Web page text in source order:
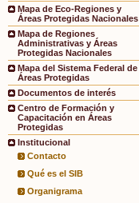
Mapa de Eco-Regiones y
Áreas Protegidas Nacionales
Mapa de Regiones
Administrativas y Áreas
Protegidas Nacionales
Mapa del Sistema Federal de
Áreas Protegidas
Documentos de interés
Centro de Formación y
Capacitación en Áreas
Protegidas
Institucional
Contacto
Qué es el SIB
Organigrama